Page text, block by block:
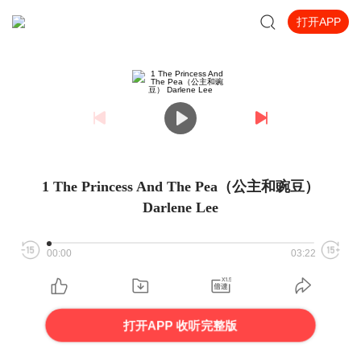
打开APP
1 The Princess And The Pea（公主和豌豆）
Darlene Lee
00:00 03:22
打开APP 收听完整版